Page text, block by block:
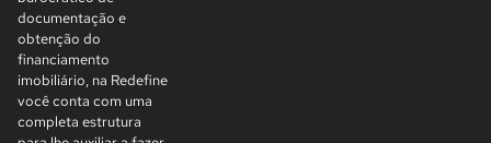
documentação e
obtenção do
financiamento
imobiliário, na Redefine
você conta com uma
completa estrutura